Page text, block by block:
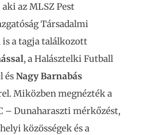
aki az MLSZ Pest
Társadalmi
is a tagja találkozott
, a Halásztelki Futball
ésNagy Barnabás
Miközben megnézték a
– Dunaharaszti mérkőzést,
közösségek és a